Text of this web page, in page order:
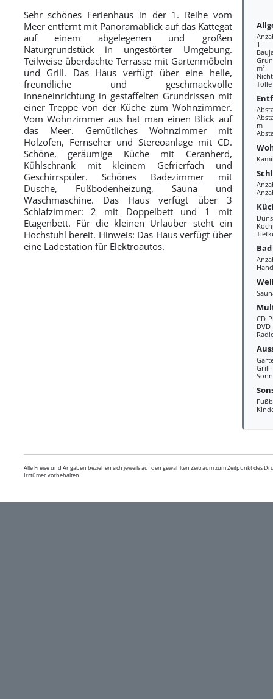
1
m²
m
Bad
CD-
Grill
Sehr schönes Ferienhaus in der 1. Reihe vom
Meer entfernt mit Panoramablick auf das Kattegat
auf einem abgelegenen und großen
Naturgrundstück in ungestörter Umgebung.
Teilweise überdachte Terrasse mit Gartenmöbeln
und Grill. Das Haus verfügt über eine helle,
freundliche und geschmackvolle
Inneneinrichtung in gestaffelten Grundrissen mit
einer Treppe von der Küche zum Wohnzimmer.
Vom Wohnzimmer aus hat man einen Blick auf
das Meer. Gemütliches Wohnzimmer mit
Holzofen, Fernseher und Stereoanlage mit CD.
Schöne, geräumige Küche mit Ceranherd,
Kühlschrank mit kleinem Gefrierfach und
Geschirrspüler. Schönes Badezimmer mit
Dusche, Fußbodenheizung, Sauna und
Waschmaschine. Das Haus verfügt über 3
Schlafzimmer: 2 mit Doppelbett und 1 mit
Etagenbett. Für die kleinen Urlauber steht ein
Hochstuhl bereit. Hinweis: Das Haus verfügt über
eine Ladestation für Elektroautos.
Alle Preise und Angaben beziehen sich jeweils auf den gewählten Zeitraum zum Zeitpunkt des
Irrtümer vorbehalten.